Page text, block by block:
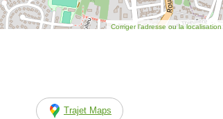
Corriger l’adresse ou la localisation
Trajet Maps